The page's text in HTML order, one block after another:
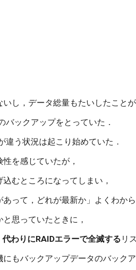
し，データ総量もたいしたことが
バックアップをとっていた．
違う状況は起こり始めていた．
を感じていたが，
むところになってしまい，
って，どれが最新か」よくわか
思っていたときに，
わりにRAIDエラーで全滅する リ
もバックアップデータのバック